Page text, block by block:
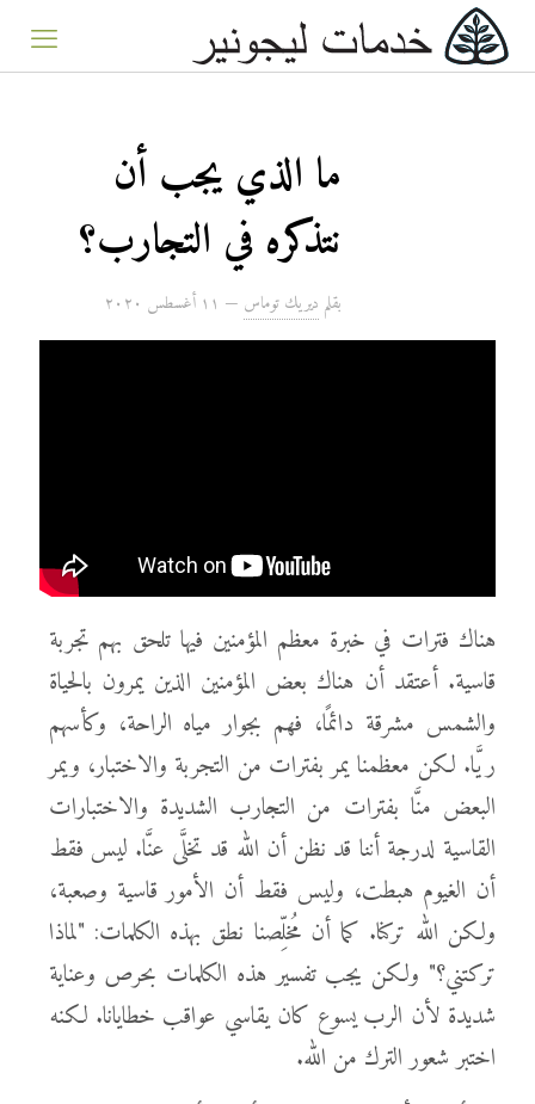
ما الذي يجب أن
نتذكره في التجارب؟
بقلم ديريك توماس — ۱۱ أغسطس ۲۰۲۰
هناك فترات في خبرة معظم المؤمنين فيها تلحق بهم تجربة
قاسية. أعتقد أن هناك بعض المؤمنين الذين يمرون بالحياة
والشمس مشرقة دائمًا، فهم بجوار مياه الراحة، وكأسهم
ريَّا. لكن معظمنا يمر بفترات من التجربة والاختبار، ويمر
البعض منَّا بفترات من التجارب الشديدة والاختبارات
القاسية لدرجة أننا قد نظن أن الله قد تخلَّى عنَّا. ليس فقط
أن الغيوم هبطت، وليس فقط أن الأمور قاسية وصعبة،
ولكن الله تركنا. كما أن مُخلِّصنا نطق بهذه الكلمات: "لماذا
تركتني؟" ولكن يجب تفسير هذه الكلمات بحرص وعناية
شديدة لأن الرب يسوع كان يقاسي عواقب خطايانا. لكنه
اختبر شعور الترك من الله.